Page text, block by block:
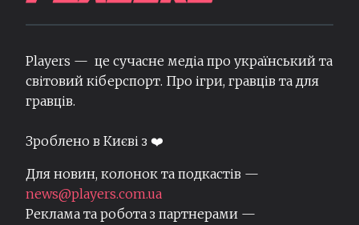
Players — це сучасне медіа про український та
світовий кіберспорт. Про ігри, гравців та для
гравців.
Зроблено в Києві з ❤️
Для новин, колонок та подкастів —
news@players.com.ua
Реклама та робота з партнерами —